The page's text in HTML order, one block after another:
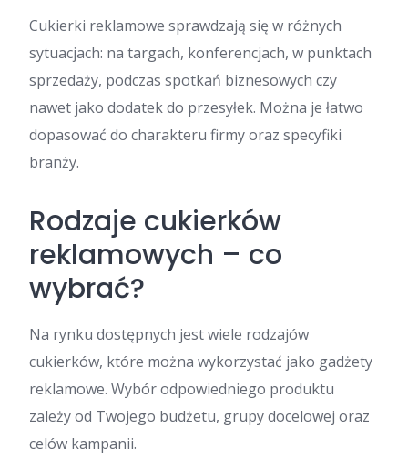
Cukierki reklamowe sprawdzają się w różnych
sytuacjach: na targach, konferencjach, w punktach
sprzedaży, podczas spotkań biznesowych czy
nawet jako dodatek do przesyłek. Można je łatwo
dopasować do charakteru firmy oraz specyfiki
branży.
Rodzaje cukierków
reklamowych – co
wybrać?
Na rynku dostępnych jest wiele rodzajów
cukierków, które można wykorzystać jako gadżety
reklamowe. Wybór odpowiedniego produktu
zależy od Twojego budżetu, grupy docelowej oraz
celów kampanii.